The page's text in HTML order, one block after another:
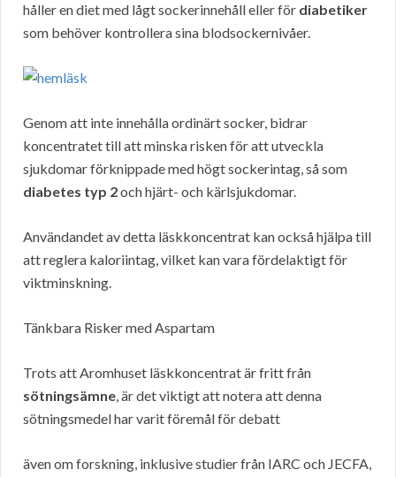
håller en diet med lågt sockerinnehåll eller för diabetiker
som behöver kontrollera sina blodsockernivåer.
Genom att inte innehålla ordinärt socker, bidrar
koncentratet till att minska risken för att utveckla
sjukdomar förknippade med högt sockerintag, så som
diabetes typ 2och hjärt- och kärlsjukdomar.
Användandet av detta läskkoncentrat kan också hjälpa till
att reglera kaloriintag, vilket kan vara fördelaktigt för
viktminskning.
Tänkbara Risker med Aspartam
Trots att Aromhuset läskkoncentrat är fritt från
sötningsämne, är det viktigt att notera att denna
sötningsmedel har varit föremål för debatt
även om forskning, inklusive studier från IARC och JECFA,